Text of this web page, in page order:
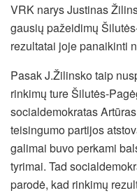
VRK narys Justinas
gausių pažeidimų
rezultatai joje panaikinti
Pasak J.Žilinsko taip
rinkimų ture Šilutės-
socialdemokratas
teisingumo partijos
galimai buvo perkami
tyrimai. Tad
parodė, kad rinkimų